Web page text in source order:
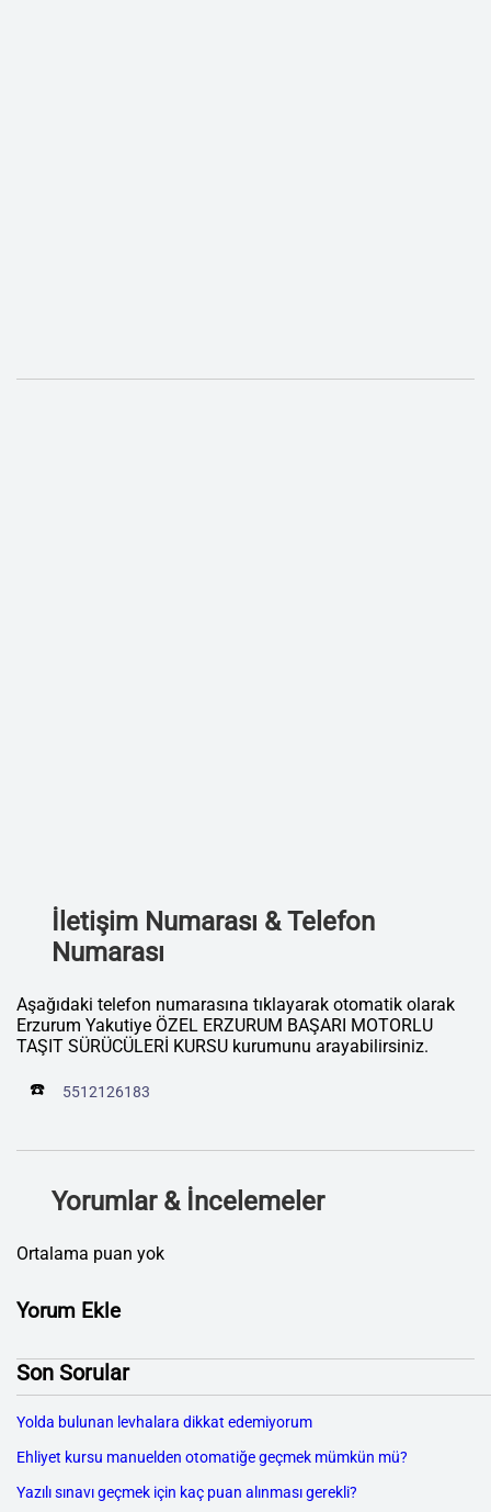
İletişim Numarası & Telefon
Numarası
Aşağıdaki telefon numarasına tıklayarak otomatik olarak
Erzurum Yakutiye ÖZEL ERZURUM BAŞARI MOTORLU
TAŞIT SÜRÜCÜLERİ KURSU kurumunu arayabilirsiniz.
☎️ 5512126183
Yorumlar & İncelemeler
Ortalama puan yok
Yorum Ekle
Son Sorular
Yolda bulunan levhalara dikkat edemiyorum
Ehliyet kursu manuelden otomatiğe geçmek mümkün mü?
Yazılı sınavı geçmek için kaç puan alınması gerekli?